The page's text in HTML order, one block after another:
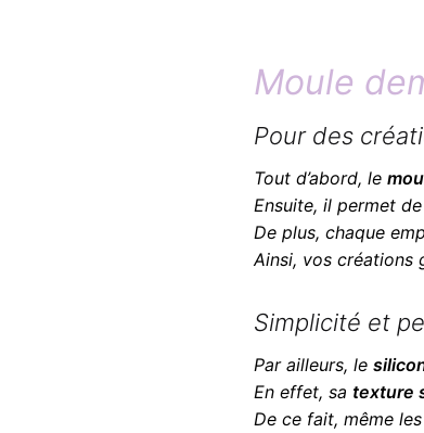
Moule
Pour des
Tout d’abord, le
Ensuite, il permet
De plus, chaque
Ainsi, vos créations
Simplicité et
Par ailleurs, le
En effet, sa texture
De ce fait, même